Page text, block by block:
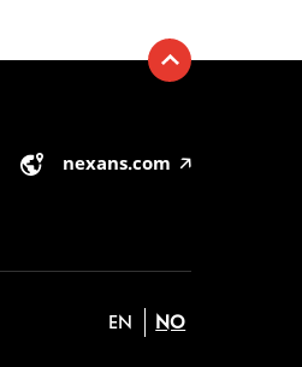
nexans.com 🡥
EN NO